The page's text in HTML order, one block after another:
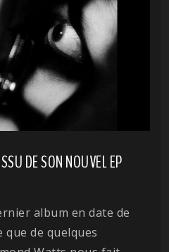
DE SON NOUVEL EP
album en date de
que de quelques